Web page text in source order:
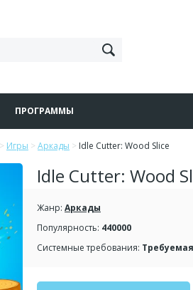
ПРОГРАММЫ
> Игры > Аркады > Idle Cutter: Wood Slice
Idle Cutter: Wood
Жанр: Аркады
Популярность: 440000
Системные требования: